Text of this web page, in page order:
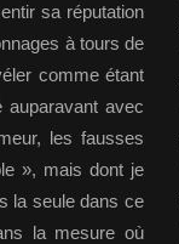
sa réputation
à tours de
comme étant
auparavant avec
les fausses
», mais dont je
la seule dans ce
la mesure où